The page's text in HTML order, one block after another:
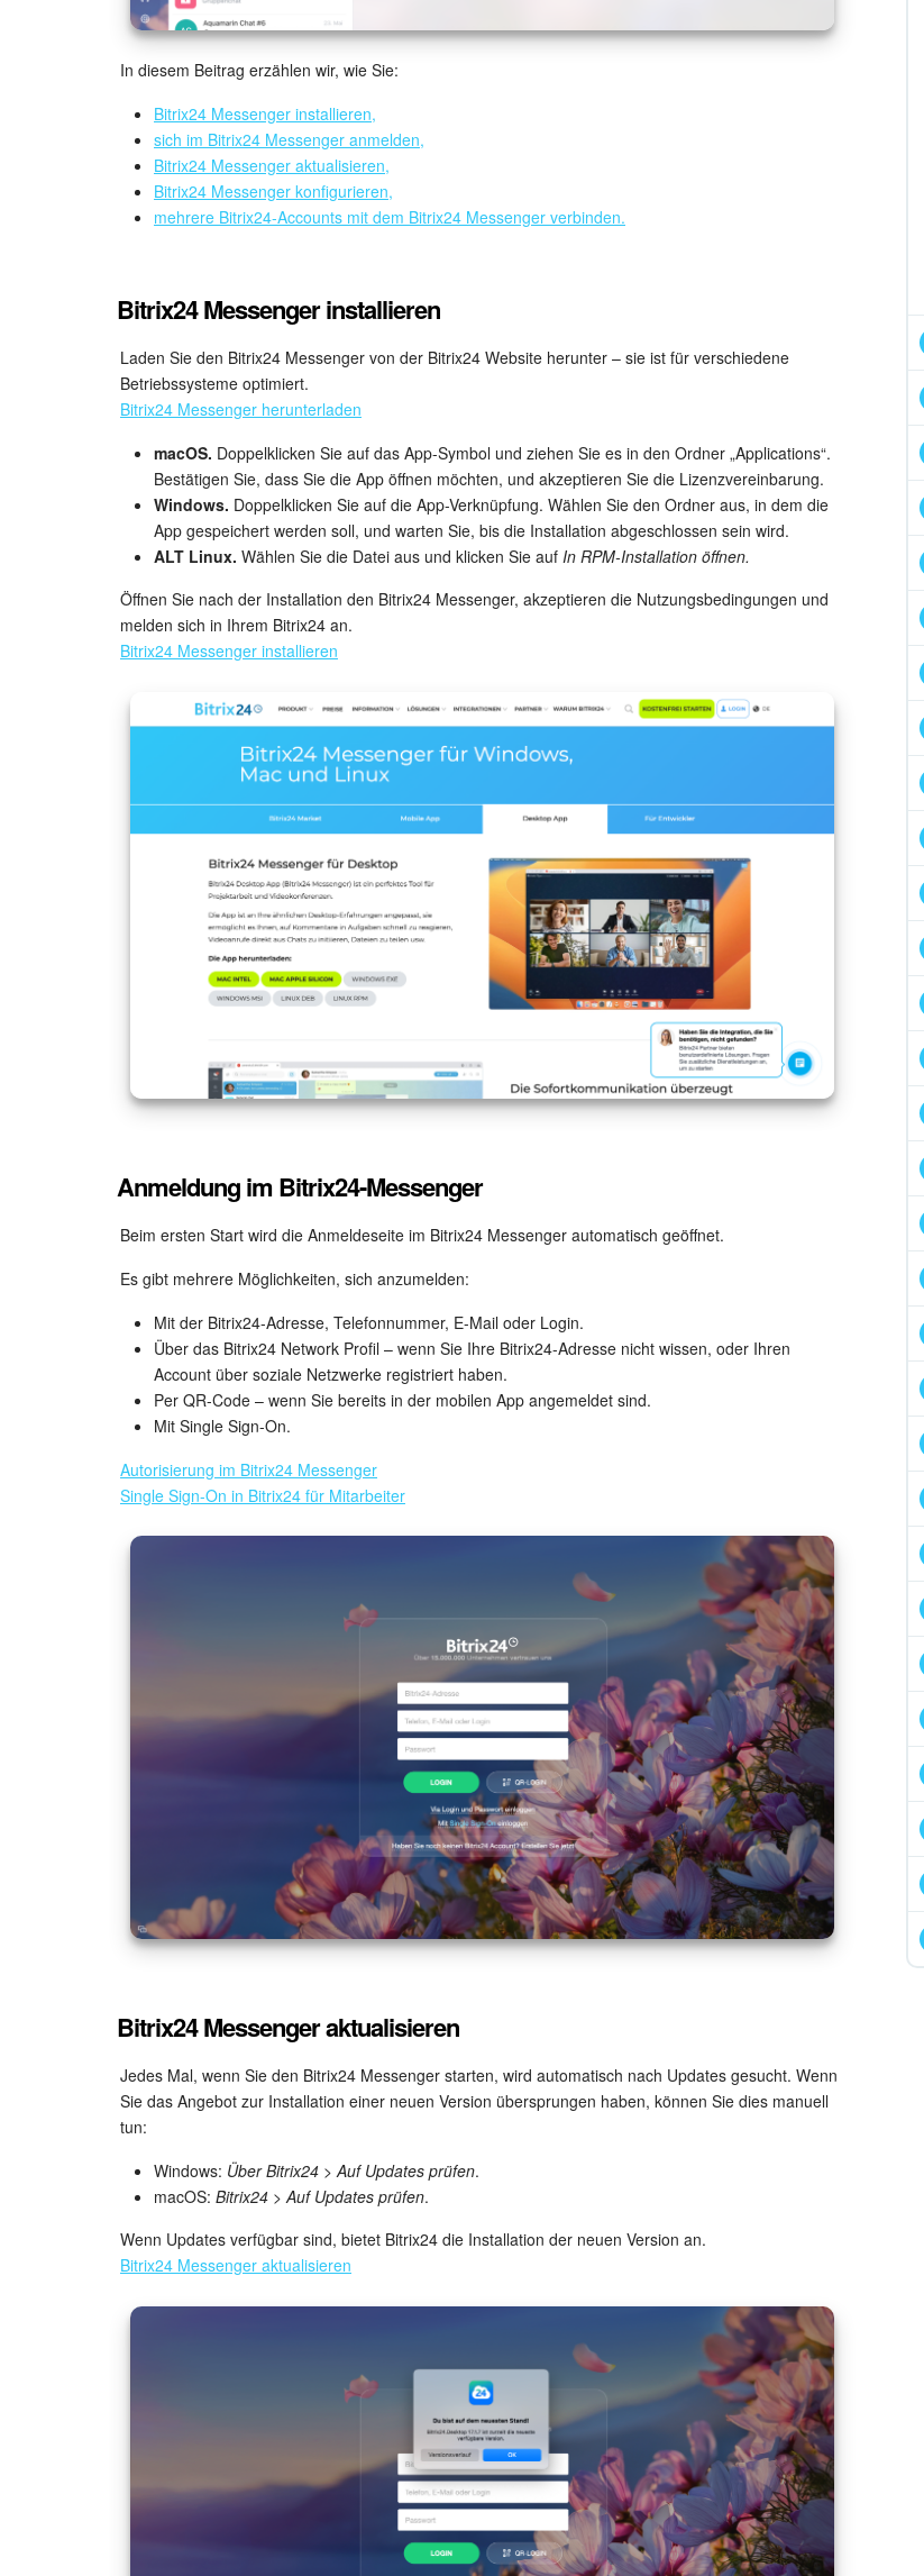
In diesem Beitrag erzählen wir, wie Sie:
Bitrix24 Messenger installieren,
sich im Bitrix24 Messenger anmelden,
Bitrix24 Messenger aktualisieren,
Bitrix24 Messenger konfigurieren,
mehrere Bitrix24-Accounts mit dem Bitrix24 Messenger verbinden.
Bitrix24 Messenger installieren
Laden Sie den Bitrix24 Messenger von der Bitrix24 Website herunter – sie ist für verschiedene
Betriebssysteme optimiert.
Bitrix24 Messenger herunterladen
macOS. Doppelklicken Sie auf das App-Symbol und ziehen Sie es in den Ordner „Applications“.
Bestätigen Sie, dass Sie die App öffnen möchten, und akzeptieren Sie die Lizenzvereinbarung.
Windows. Doppelklicken Sie auf die App-Verknüpfung. Wählen Sie den Ordner aus, in dem die
App gespeichert werden soll, und warten Sie, bis die Installation abgeschlossen sein wird.
ALT Linux. Wählen Sie die Datei aus und klicken Sie auf In RPM-Installation öffnen.
Öffnen Sie nach der Installation den Bitrix24 Messenger, akzeptieren die Nutzungsbedingungen und
melden sich in Ihrem Bitrix24 an.
Bitrix24 Messenger installieren
Anmeldung im Bitrix24-Messenger
Beim ersten Start wird die Anmeldeseite im Bitrix24 Messenger automatisch geöffnet.
Es gibt mehrere Möglichkeiten, sich anzumelden:
Mit der Bitrix24-Adresse, Telefonnummer, E-Mail oder Login.
Über das Bitrix24 Network Profil – wenn Sie Ihre Bitrix24-Adresse nicht wissen, oder Ihren
Account über soziale Netzwerke registriert haben.
Per QR-Code – wenn Sie bereits in der mobilen App angemeldet sind.
Mit Single Sign-On.
Autorisierung im Bitrix24 Messenger
Single Sign-On in Bitrix24 für Mitarbeiter
Bitrix24 Messenger aktualisieren
Jedes Mal, wenn Sie den Bitrix24 Messenger starten, wird automatisch nach Updates gesucht. Wenn
Sie das Angebot zur Installation einer neuen Version übersprungen haben, können Sie dies manuell
tun:
Windows: Über Bitrix24 > Auf Updates prüfen.
macOS: Bitrix24 > Auf Updates prüfen.
Wenn Updates verfügbar sind, bietet Bitrix24 die Installation der neuen Version an.
Bitrix24 Messenger aktualisieren